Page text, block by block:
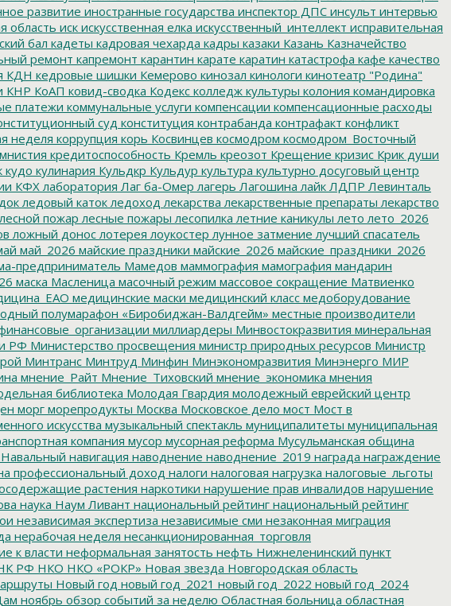
развитие иностранные государства инспектор ДПС инсульт интервью
область иск искусственная елка искусственный_интеллект исправительная
бал кадеты кадровая чехарда кадры казаки Казань Казначейство
ремонт капремонт карантин карате каратин катастрофа кафе качество
КДН кедровые шишки Кемерово кинозал кинологи кинотеатр "Родина"
КНР КоАП ковид-сводка Кодекс колледж культуры колония командировка
платежи коммунальные услуги компенсации компенсационные расходы
суд конституция контрабанда контрафакт конфликт
неделя коррупция корь Косвинцев космодром космодром_Восточный
кредитоспособность Кремль креозот Крещение кризис Крик души
кудо кулинария Кульдкр Кульдур культура культурно досуговый центр
КФХ лаборатория Лаг ба-Омер лагерь Лагошина лайк ЛДПР Левинталь
ледовый каток ледоход лекарства лекарственные препараты лекарство
лесной пожар лесные пожары лесопилка летние каникулы лето лето_2026
ложный донос лотерея лоукостер лунное затмение лучший спасатель
май_2026 майские праздники майские_2026 майские_праздники_2026
предприниматель Мамедов маммография мамография мандарин
маска Масленица масочный режим массовое сокращение Матвиенко
медицинские маски медицинский класс медоборудование
полумарафон «Биробиджан-Валдгейм» местные производители
миллиардеры Минвостокразвития минеральная
РФ Министерство просвещения министр природных ресурсов Министр
Минтранс Минтруд Минфин Минэкономразвития Минэнерго МИР
мнение_Райт Мнение_Тиховский мнение_экономика мнения
библиотека Молодая Гвардия молодежный еврейский центр
морг морепродукты Москва Московское дело мост Мост в
искусства музыкальный спектакль муниципалитеты муниципальная
компания мусор мусорная реформа Мусульманская община
Навальный навигация наводнение наводнение_2019 награда награждение
профессиональный доход налоги налоговая нагрузка налоговые_льготы
растения наркотики нарушение прав инвалидов нарушение
наука Наум Ливант национальный рейтинг национальный рейтинг
независимая экспертиза независимые сми незаконная миграция
нерабочая неделя несанкционированная_торговля
к власти неформальная занятость нефть Нижнеленинский пункт
РФ НКО НКО «РОКР» Новая звезда Новгородская область
Новый год новый год_2021 новый год_2022 новый год_2024
ноябрь обзор событий за неделю Областная больница областная